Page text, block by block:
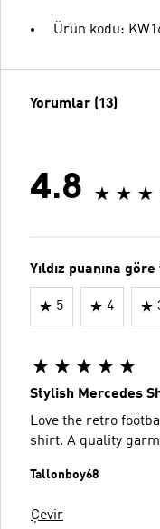
Ürün kodu:
Yorumlar (13)
4.8
Yıldız puanına
5 4
Stylish Mercedes
Love the retro
shirt. A quality
Tallonboy68
Çevir